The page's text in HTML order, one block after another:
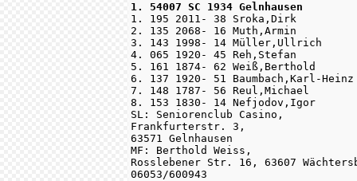
1. 54007 SC 1934 Gelnhausen
1. 195 2011- 38 Sroka,Dirk
2. 135 2068- 16 Muth,Armin
3. 143 1998- 14 Müller,Ullrich
4. 065 1920- 45 Reh,Stefan
5. 161 1874- 62 Weiß,Berthold
6. 137 1920- 51 Baumbach,Karl-Heinz
7. 148 1787- 56 Reul,Michael
8. 153 1830- 14 Nefjodov,Igor
SL: Seniorenclub Casino,
Frankfurterstr. 3,
63571 Gelnhausen
MF: Berthold Weiss,
Rosslebener Str. 16, 63607
06053/600943